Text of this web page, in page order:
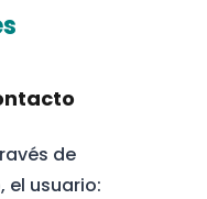
de
usuario: